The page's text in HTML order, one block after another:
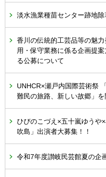
淡水漁業種苗センター跡地除
香川の伝統的工芸品等の魅
用・保守業務に係る企画提
る公募について
UNHCR×瀬戸内国際芸術祭
難民の旅路、新しい故郷」を
ひびのこづえ×五十嵐ゆうや
吹島」出演者大募集！！
令和7年度讃岐民芸館夏の企